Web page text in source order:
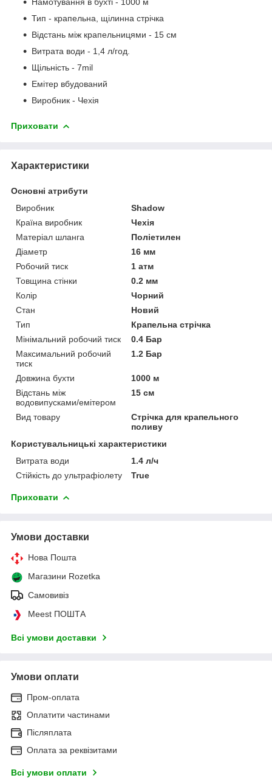
Тип - крапельна, щілинна стрічка
Відстань між крапельницями - 15 см
Витрата води - 1,4 л/год.
Щільність - 7mil
Емітер вбудований
Виробник - Чехія
Приховати
Характеристики
Основні атрибути
Виробник
Shadow
Країна виробник
Чехія
Матеріал шланга
Поліетилен
Діаметр
16 мм
Робочий тиск
1 атм
Товщина стінки
0.2 мм
Колір
Чорний
Стан
Новий
Тип
Крапельна стрічка
Мінімальний робочий тиск
0.4 Бар
Максимальний робочий
тиск
1.2 Бар
Довжина бухти
1000 м
Відстань між
водовипусками/емітером
15 см
Вид товару
Стрічка для крапельного
поливу
Користувальницькі характеристики
Витрата води
1.4 л/ч
Стійкість до ультрафіолету
True
Приховати
Умови доставки
Нова Пошта
Магазини Rozetka
Самовивіз
Meest ПОШТА
Всі умови доставки
Умови оплати
Пром-оплата
Оплатити частинами
Післяплата
Оплата за реквізитами
Всі умови оплати